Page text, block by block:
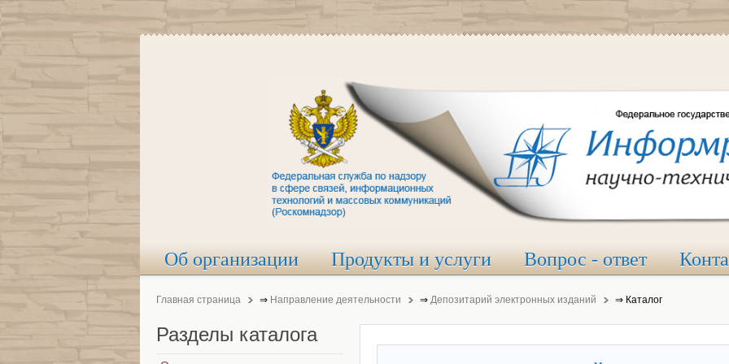
Об организации Продукты и услуги Вопрос - ответ
Главная страница ⇒ Направление деятельности ⇒ Депозитарий электронных изданий ⇒ Каталог
Разделы каталога